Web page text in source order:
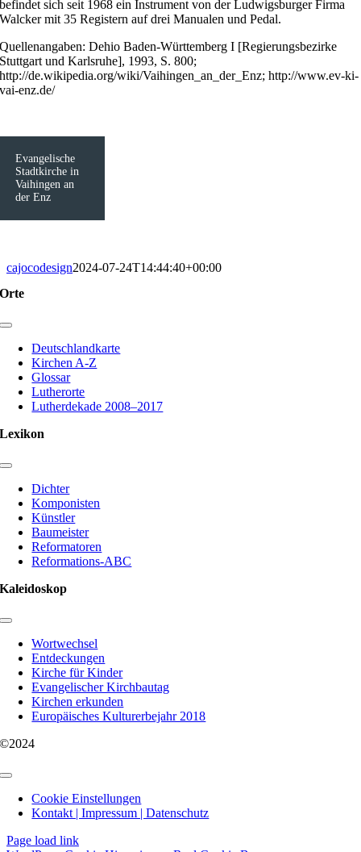
befindet sich seit 1968 ein Instrument von der Ludwigsburger Firma
Walcker mit 35 Registern auf drei Manualen und Pedal.
Quellenangaben: Dehio Baden-Württemberg I [Regierungsbezirke
Stuttgart und Karlsruhe], 1993, S. 800;
http://de.wikipedia.org/wiki/Vaihingen_an_der_Enz; http://www.ev-ki-
vai-enz.de/
Evangelische
Stadtkirche in
Vaihingen an
der Enz
cajocodesign2024-07-24T14:44:40+00:00
Orte
Toggle
NavigationDeutschlandkarte
Kirchen A-Z
Glossar
Lutherorte
Lutherdekade 2008–2017
Lexikon
Toggle
Navigation
Dichter
Komponisten
Künstler
Baumeister
Reformatoren
Reformations-ABC
Kaleidoskop
Toggle
NavigationWortwechsel
Entdeckungen
Kirche für Kinder
Evangelischer Kirchbautag
Kirchen erkunden
Europäisches Kulturerbejahr 2018
©2024
Toggle
NavigationCookie Einstellungen
Kontakt | Impressum | Datenschutz
Page load link